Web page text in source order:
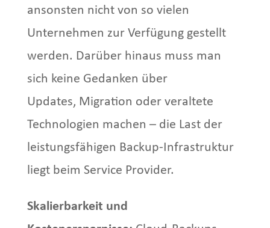
ansonsten nicht von so vielen
Unternehmen zur Verfügung gestellt
werden. Darüber hinaus muss man
sich keine Gedanken über
Updates, Migration oder veraltete
Technologien machen – die Last der
leistungsfähigen Backup-Infrastruktur
liegt beim Service Provider.
Skalierbarkeit und